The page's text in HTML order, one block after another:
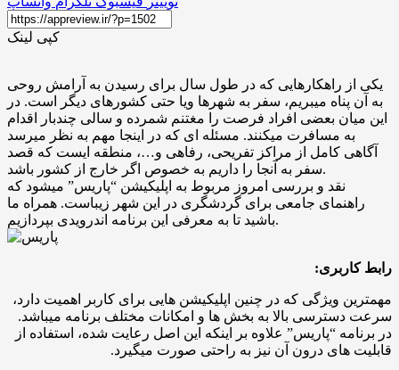
کپی لینک
یکی از راهکارهایی که در طول سال برای رسیدن به آرامش روحی
به آن پناه میبریم، سفر به شهرها ویا حتی کشورهای دیگر است. در
این میان بعضی افراد فرصت را مغتنم شمرده و سالی چندبار اقدام
به مسافرت میکنند. مسئله ای که در اینجا مهم به نظر میرسد
آگاهی کامل از مراکز تفریحی، رفاهی و…، منطقه ایست که قصد
سفر به آنجا را داریم به خصوص اگر خارج از کشور باشد.
نقد و بررسی امروز مربوط به اپلیکیشن “پاریس” میشود که
راهنمای جامعی برای گردشگری در این شهر زیباست. همراه ما
باشید تا به معرفی این برنامه اندرویدی بپردازیم.
رابط کاربری:
مهمترین ویژگی که در چنین اپلیکیشن هایی برای کاربر اهمیت دارد،
سرعت دسترسی بالا به بخش ها و امکانات مختلف برنامه میباشد.
در برنامه “پاریس” علاوه بر اینکه این اصل رعایت شده، استفاده از
قابلیت های درون آن نیز به راحتی صورت میگیرد.